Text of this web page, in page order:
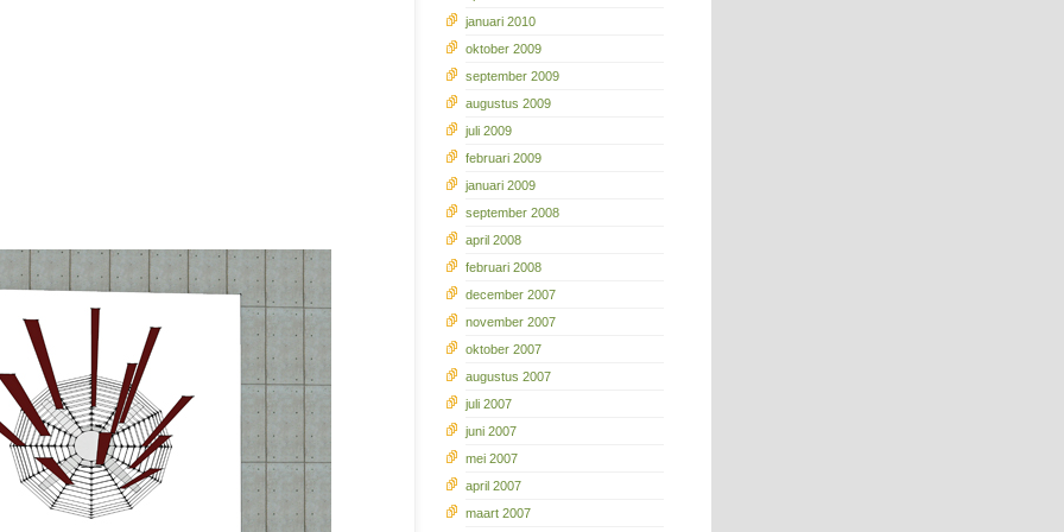
januari 2010
oktober 2009
september 2009
augustus 2009
juli 2009
februari 2009
januari 2009
september 2008
april 2008
februari 2008
december 2007
november 2007
oktober 2007
augustus 2007
juli 2007
juni 2007
mei 2007
april 2007
maart 2007